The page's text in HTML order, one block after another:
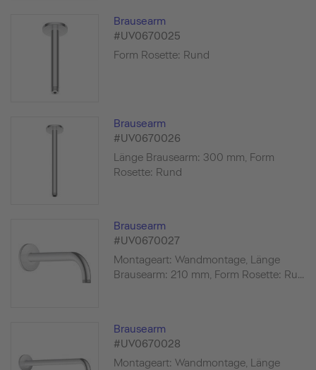
Brausearm
#UV0670025
Form Rosette: Rund
Brausearm
#UV0670026
Länge Brausearm: 300 mm, Form
Rosette: Rund
Brausearm
#UV0670027
Montageart: Wandmontage, Länge
Brausearm: 210 mm, Form Rosette: Ru...
Brausearm
#UV0670028
Montageart: Wandmontage, Länge